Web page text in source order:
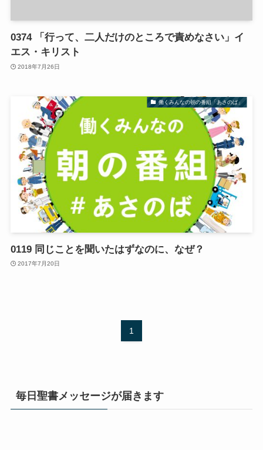
0374 「行って、二人だけのところで責めなさい」イ
エス・キリスト
2018年7月26日
働くみんなの朝の番組「あさのば」
0119 同じことを聞いたはずなのに、なぜ？
2017年7月20日
1
毎日聖書メッセージが届きます